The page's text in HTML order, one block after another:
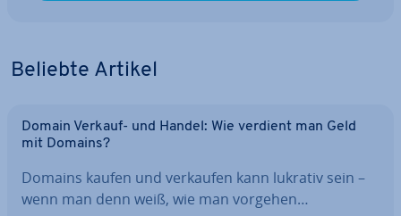
Beliebte Artikel
Domain Verkauf- und Handel: Wie verdient man Geld
mit Domains?
Domains kaufen und verkaufen kann lukrativ sein –
wenn man denn weiß, wie man vorgehen…